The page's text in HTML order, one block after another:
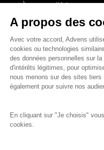
A propos des
Avec votre accord, Advens
cookies ou technologies
des données personnelles sur la
d'intérêts légitimes, pour
nous menons sur des sites
également pour suivre nos
En cliquant sur "Je choisis"
cookies.
À propos d’Advens
Nous contacter
Qu'est-ce qu'un SOC ?
Travailler dans la
Newsletter
Email *
ADVENS traite les données